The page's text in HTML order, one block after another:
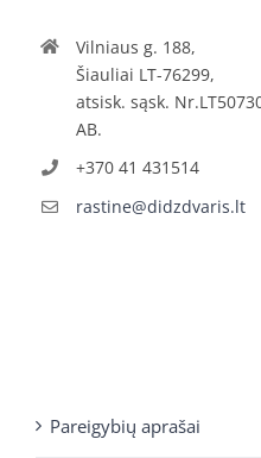
Vilniaus g. 188,
Šiauliai LT-76299,
atsisk. sąsk.
AB.
+370 41 431514
rastine@didzdvaris.lt
Pareigybių aprašai